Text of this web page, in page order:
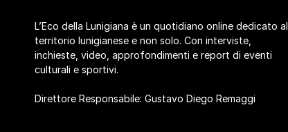
L’Eco della Lunigiana è un quotidiano online dedicato al
territorio lunigianese e non solo. Con interviste,
inchieste, video, approfondimenti e report di eventi
culturali e sportivi.
Direttore Responsabile: Gustavo Diego Remaggi